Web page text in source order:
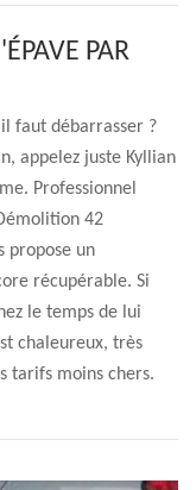
PAR
faut débarrasser ?
appelez juste Kyllian
Professionnel
42
propose un
récupérable. Si
le temps de lui
chaleureux, très
tarifs moins chers.